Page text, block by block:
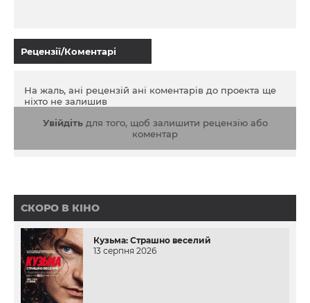
Рецензії/Коментарі
На жаль, ані рецензій ані коментарів до проекта ще
ніхто не залишив
Увійдітьдля того, щоб залишити рецензію або
коментар
СКОРО В КІНО
Кузьма: Страшно веселий
13 серпня 2026